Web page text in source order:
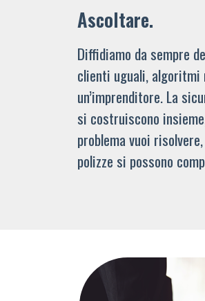
Ascoltare.
Diffidiamo da sempre
clienti uguali, algoritmi
un’imprenditore. La
si costruiscono
problema vuoi
polizze si possono